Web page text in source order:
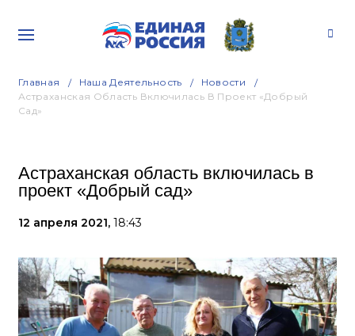
Главная Наша Деятельность
Новости
Астраханская Область Включилась В Проект «Добрый
Сад»
Астраханская область включилась в
проект «Добрый сад»
12 апреля 2021, 18:43